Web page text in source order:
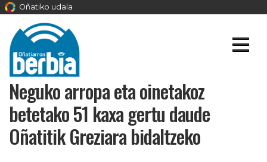
Oñatiko udala
Neguko arropa eta oinetakoz
betetako 51 kaxa gertu daude
Oñatitik Greziara bidaltzeko